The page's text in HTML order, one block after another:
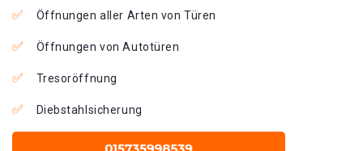
Öffnungen aller Arten von Türen
Öffnungen von Autotüren
Tresoröffnung
Diebstahlsicherung